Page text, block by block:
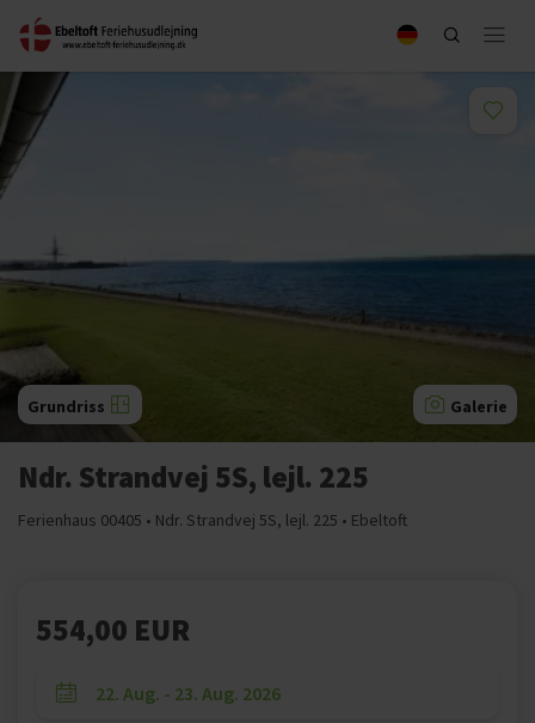
Grundriss Galerie
Ndr. Strandvej 5S, lejl. 225
Ferienhaus 00405 • Ndr. Strandvej 5S, lejl. 225 • Ebeltoft
554,00 EUR